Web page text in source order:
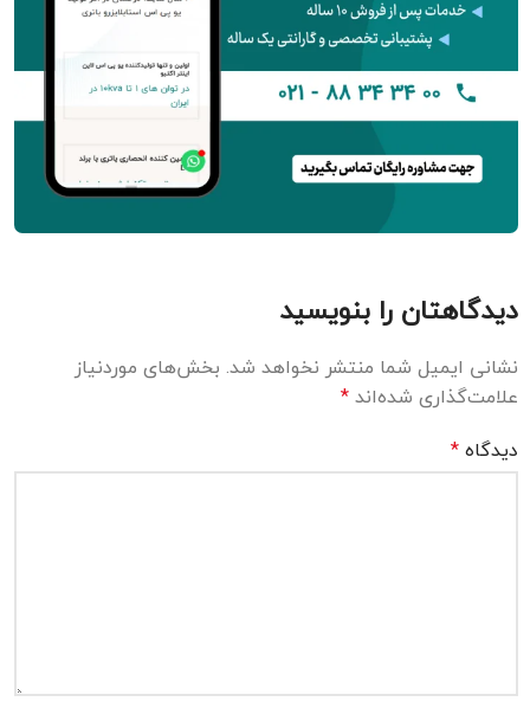
دیدگاهتان را بنویسید
نشانی ایمیل شما منتشر نخواهد شد. بخش‌های موردنیاز
علامت‌گذاری شده‌اند*
دیدگاه*